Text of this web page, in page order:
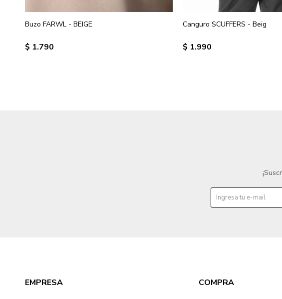
Buzo FARWL - BEIGE
$ 1.790
Canguro SCUFFERS - Beig
$ 1.990
EMPRESA COMPRA